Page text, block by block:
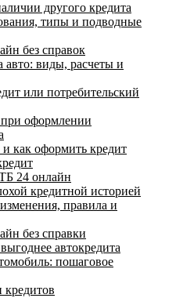
другого кредита
типы и подводные
без справок
виды, расчеты и
или потребительский
оформлении
как оформить кредит
24 онлайн
кредитной историей
правила и
без справки
автокредита
пошаговое